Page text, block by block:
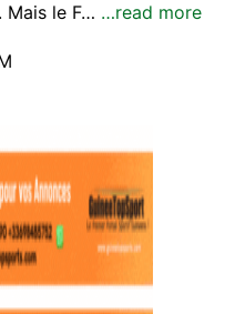
Mais le F… …read more